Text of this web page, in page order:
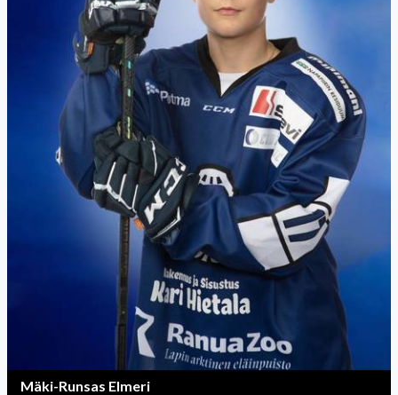
Mäki-Runsas Elmeri